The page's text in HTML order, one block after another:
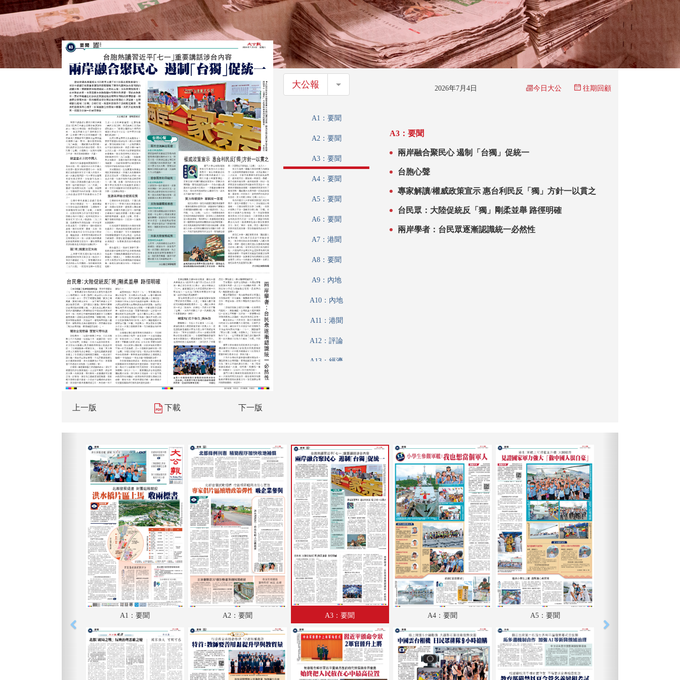
上一版 下載 下一版
大公報 大公報 2026年7月4日 今日大公 往期回顧
A1：要聞
A2：要聞
A3：要聞
A4：要聞
A5：要聞
A6：要聞
A7：港聞
A8：要聞
A9：內地
A10：內地
A11：港聞
A12：評論
A13：經濟
A18：體育
A19：廣告
A20：內地
A21：國際
A22：國際
B1：副刊
B2：經濟
B3：經濟
B4：文化
A3：要聞
兩岸融合聚民心 遏制「台獨」促統一
台胞心聲
專家解讀/權威政策宣示 惠台利民反「獨」方針一以貫之
台民眾：大陸促統反「獨」剛柔並舉 路徑明確
兩岸學者：台民眾逐漸認識統一必然性
A1：要聞 A2：要聞 A3：要聞 A4：要聞 A5：要聞